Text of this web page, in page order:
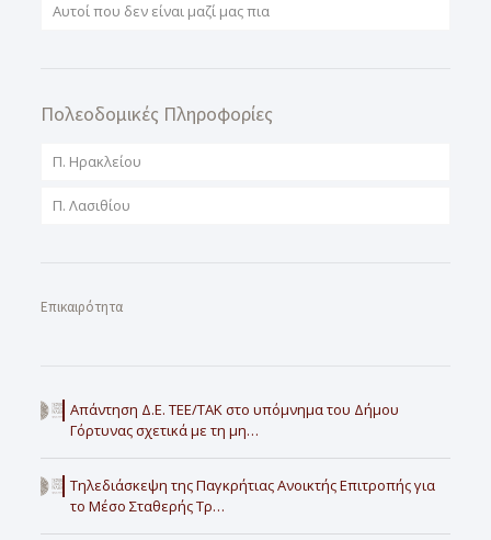
Αυτοί που δεν είναι μαζί μας πια
Πολεοδομικές Πληροφορίες
Π. Ηρακλείου
Π. Λασιθίου
Επικαιρότητα
Απάντηση Δ.Ε. ΤΕΕ/ΤΑΚ στο υπόμνημα του Δήμου
Γόρτυνας σχετικά με τη μη…
Τηλεδιάσκεψη της Παγκρήτιας Ανοικτής Επιτροπής για
το Μέσο Σταθερής Τρ…